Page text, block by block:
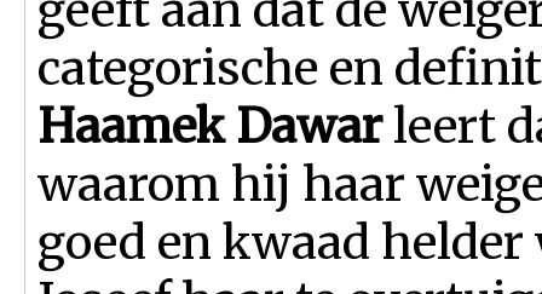
categorische en
Haamek Dawarleert
waarom hij haar
goed en kwaad